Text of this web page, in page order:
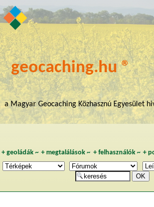
geocaching.hu ®
a Magyar Geocaching Közhasznú Egyesület
+ geoládák~ +megtalálások ~ + felhasználók~ +